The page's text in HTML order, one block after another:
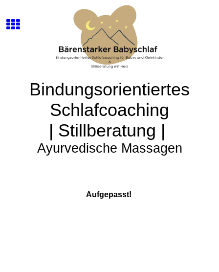
Bindungsorientiertes
Schlafcoaching
| Stillberatung |
Ayurvedische Massagen
Aufgepasst!